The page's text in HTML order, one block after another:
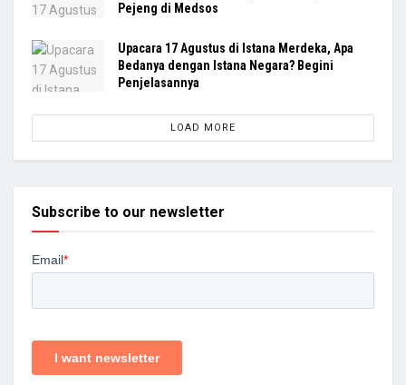
Pejeng di Medsos
Upacara 17 Agustus di Istana Merdeka, Apa
Bedanya dengan Istana Negara? Begini
Penjelasannya
LOAD MORE
Subscribe to our newsletter